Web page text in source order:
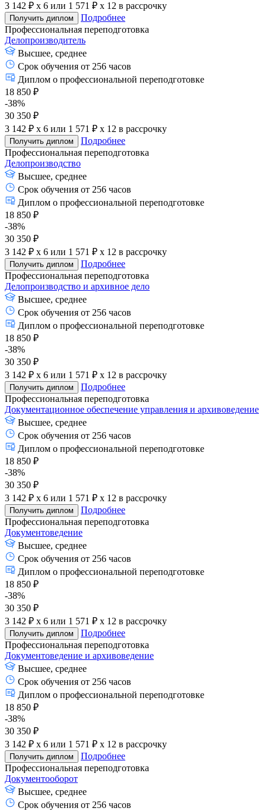
3 142 ₽ x 6 или 1 571 ₽ x 12 в рассрочку
Получить диплом
Подробнее
Профессиональная переподготовка
Делопроизводитель
Высшее, среднее
Срок обучения от 256 часов
Диплом о профессиональной переподготовке
18 850 ₽
-38%
30 350 ₽
3 142 ₽ x 6 или 1 571 ₽ x 12 в рассрочку
Получить диплом
Подробнее
Профессиональная переподготовка
Делопроизводство
Высшее, среднее
Срок обучения от 256 часов
Диплом о профессиональной переподготовке
18 850 ₽
-38%
30 350 ₽
3 142 ₽ x 6 или 1 571 ₽ x 12 в рассрочку
Получить диплом
Подробнее
Профессиональная переподготовка
Делопроизводство и архивное дело
Высшее, среднее
Срок обучения от 256 часов
Диплом о профессиональной переподготовке
18 850 ₽
-38%
30 350 ₽
3 142 ₽ x 6 или 1 571 ₽ x 12 в рассрочку
Получить диплом
Подробнее
Профессиональная переподготовка
Документационное обеспечение управления и архивоведение
Высшее, среднее
Срок обучения от 256 часов
Диплом о профессиональной переподготовке
18 850 ₽
-38%
30 350 ₽
3 142 ₽ x 6 или 1 571 ₽ x 12 в рассрочку
Получить диплом
Подробнее
Профессиональная переподготовка
Документоведение
Высшее, среднее
Срок обучения от 256 часов
Диплом о профессиональной переподготовке
18 850 ₽
-38%
30 350 ₽
3 142 ₽ x 6 или 1 571 ₽ x 12 в рассрочку
Получить диплом
Подробнее
Профессиональная переподготовка
Документоведение и архивоведение
Высшее, среднее
Срок обучения от 256 часов
Диплом о профессиональной переподготовке
18 850 ₽
-38%
30 350 ₽
3 142 ₽ x 6 или 1 571 ₽ x 12 в рассрочку
Получить диплом
Подробнее
Профессиональная переподготовка
Документооборот
Высшее, среднее
Срок обучения от 256 часов